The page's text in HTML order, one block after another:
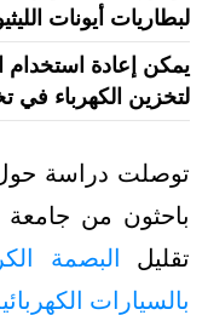
لبطاريات أيونات
يمكن إعادة استخدام
لتخزين الكهرباء في
توصلت دراسة حول
باحثون من جامعة
تقليل البصمة
بالسيارات